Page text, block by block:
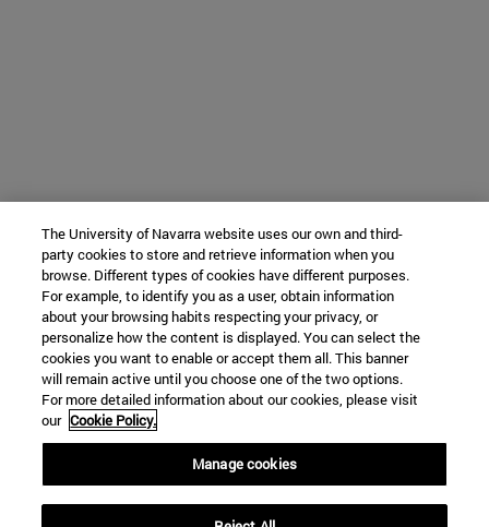
The University of Navarra website uses our own and third-
party cookies to store and retrieve information when you
browse. Different types of cookies have different purposes.
For example, to identify you as a user, obtain information
about your browsing habits respecting your privacy, or
personalize how the content is displayed. You can select the
cookies you want to enable or accept them all. This banner
will remain active until you choose one of the two options.
For more detailed information about our cookies, please visit
our Cookie Policy.
Manage cookies